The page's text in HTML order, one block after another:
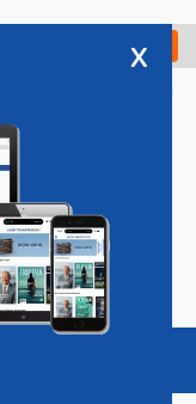
Check in
Vacatures
x